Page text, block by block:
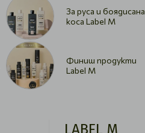
За руса и боядисана
коса Label M
Финиш продукти
Label M
LABEL M